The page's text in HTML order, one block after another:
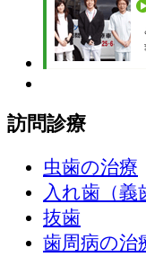
訪問診療
虫歯の治療
入れ歯（義
抜歯
歯周病の治